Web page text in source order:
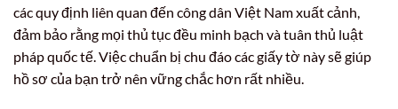
các quy định liên quan đến công dân Việt Nam xuất cảnh,
đảm bảo rằng mọi thủ tục đều minh bạch và tuân thủ luật
pháp quốc tế. Việc chuẩn bị chu đáo các giấy tờ này sẽ giúp
hồ sơ của bạn trở nên vững chắc hơn rất nhiều.